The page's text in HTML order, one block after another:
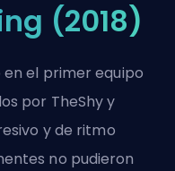
(2018)
el primer equipo
por TheShy y
y de ritmo
no pudieron